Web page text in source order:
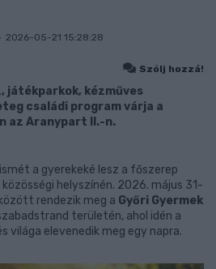
2026-05-21 15:28:28
Szólj hozzá!
játékparkok, kézműves
családi program várja a
az Aranypart II.-n.
a gyerekeké lesz a főszerep
helyszínén. 2026. május 31-
rendezik meg a Győri Gyermek
területén, ahol idén a
világa elevenedik meg egy napra.